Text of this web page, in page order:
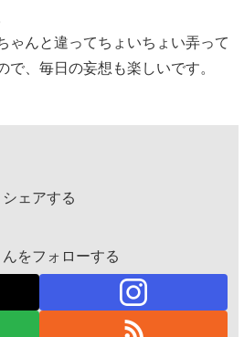
ゃんと違ってちょいちょい弄って
で、毎日の妄想も楽しいです。
シェアする
んをフォローする